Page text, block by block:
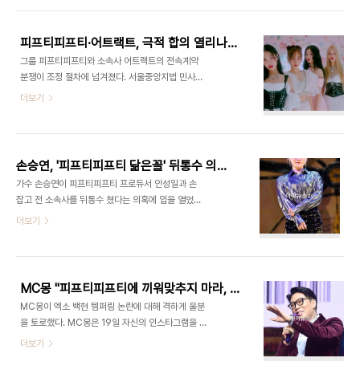
진실이 밝혀지고 우리의 정당한 권리가 보장될 것이
를 수집해..
인이 참석해 2시간 가량 비공개로 조정을 진행했지
만 합의에 이르지 못해 일단 종결됐다. 다만 재판부가
오는 16일까지 당사자들끼리 개별적으로 만나 합의
점을 찾아보라고 권유하면서 양측의 합의 가능성은
아직 열려있다. 조정회부는 법원이 양측 타협을 통해
양해를 통해 소송을 해결하는 절차다. 조정이 이뤄지
확정 판결 ..
피프티피프티·어트랙트, 극적 합의 열리나…조정회부 결정
그룹 피프티피프티와 소속사 어트랙트의 전속계약
분쟁이 조정 절차에 넘겨졌다. 서울중앙지법 민사합
의50부는 지난달 31일 피프티피프티가 어트랙트를
다고 판단할 때 상호 양해를 통해 소송을 해결하는 절
차다. 조정이 이뤄지지 않으면 법원이 강제 조정하며,
양측이 받아들이면 확정 판결 효력이 생기나 한쪽이
라도 받아들이지 않으면 다시 재판 절차로 들어간다.
앞서 피프티피프티 멤버 새나, 키나, 아란, 시오는 지
울중앙지방법원에 제기했다. 피프티피프티는 법무법
어려운 건..
더보기
손승연, '피프티피프티 닮은꼴' 뒤통수 의혹에 "두고볼 수 없다"
가수 손승연이 피프티피프티 프로듀서 안성일과 손
잡고 전 소속사를 뒤통수 쳤다는 의혹에 입을 열었다.
손승연은 24일 자신의 인스타그램에 "일방적인 편
입을 열었다. 이어 손승연은 "힘든 시기에 저를 도와
주신 스탭들, 많은 매니저 님들. 잠시나마 같이 일했
던 분들만이라도 진실을 알고 계심에 지나간 일들에
대해 함구하고 참고 넘어가는 게 맞다고 생각했는데
참기만 하는 게 능사는 아닌 것 같다"며 "인신공격 그
더보기
MC몽 "피프티피프티에 끼워맞추지 마라, 누 끼친 적 없다"(전문)
MC몽이 엑소 백현 템퍼링 논란에 대해 격하게 울분
을 토로했다. MC몽은 19일 자신의 인스타그램을 통
해 "이 엔터에서 부정한 적 없고 다른 어르신 선배들
더보기